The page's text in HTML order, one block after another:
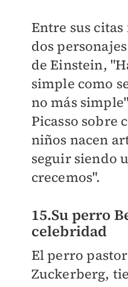
Entre sus
dos
de Einstein,
simple como
no más
Picasso sobre
niños nacen
seguir siendo
crecemos".
15.Su perro
celebridad
El perro
Zuckerberg,